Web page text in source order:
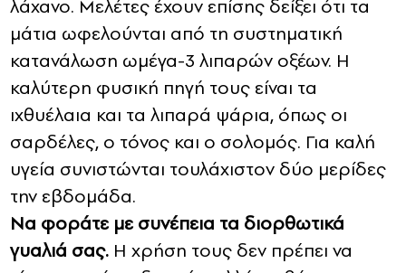
λάχανο. Μελέτες έχουν επίσης δείξει ότι τα
μάτια ωφελούνται από τη συστηματική
κατανάλωση ωμέγα-3 λιπαρών οξέων. Η
καλύτερη φυσική πηγή τους είναι τα
ιχθυέλαια και τα λιπαρά ψάρια, όπως οι
σαρδέλες, ο τόνος και ο σολομός. Για καλή
υγεία συνιστώνται τουλάχιστον δύο μερίδες
την εβδομάδα.
Να φοράτε με συνέπεια τα διορθωτικά
γυαλιά σας. Η χρήση τους δεν πρέπει να